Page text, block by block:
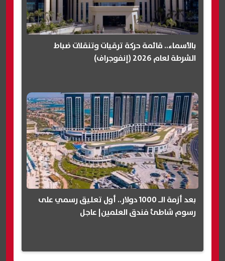
بالأسماء.. قائمة حركة ترقيات وتنقلات ضباط
الشرطة لعام 2026 (إنفوجراف)
بعد أزمة الـ 1000 دولار.. أول تعليق رسمي على
رسوم شاطئ فندق العلمين| عاجل